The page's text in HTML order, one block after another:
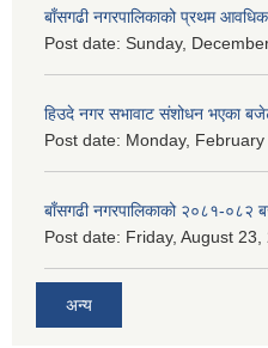
बाँसगढी नगरपालिकाको प्रथम
Post date: Sunday,
हिउदे नगर सभावाट संशोधन भएका
Post date: Monday,
बाँसगढी नगरपालिकाको २०८१-०८२
Post date: Friday, August
अन्य